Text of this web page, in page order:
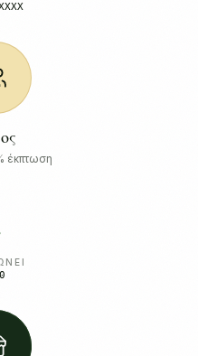
έκπτωση